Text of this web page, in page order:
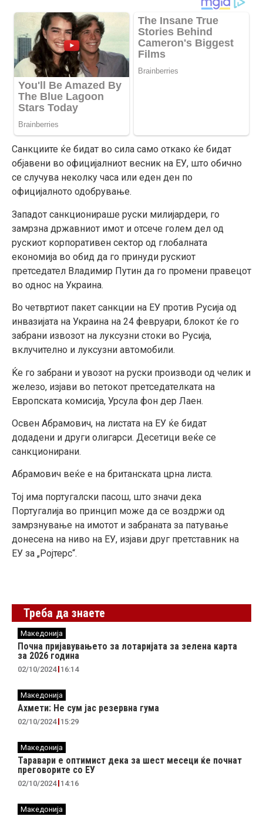
Санкциите ќе бидат во сила само откако ќе бидат
објавени во официјалниот весник на ЕУ, што обично
се случува неколку часа или еден ден по
официјалното одобрување.
Западот санкционираше руски милијардери, го
замрзна државниот имот и отсече голем дел од
рускиот корпоративен сектор од глобалната
економија во обид да го принуди рускиот
претседател Владимир Путин да го промени правецот
во однос на Украина.
Во четвртиот пакет санкции на ЕУ против Русија од
инвазијата на Украина на 24 февруари, блокот ќе го
забрани извозот на луксузни стоки во Русија,
вклучително и луксузни автомобили.
Ќе го забрани и увозот на руски производи од челик и
железо, изјави во петокот претседателката на
Европската комисија, Урсула фон дер Лаен.
Освен Абрамович, на листата на ЕУ ќе бидат
додадени и други олигарси. Десетици веќе се
санкционирани.
Абрамович веќе е на британската црна листа.
Тој има португалски пасош, што значи дека
Португалија во принцип може да се воздржи од
замрзнување на имотот и забраната за патување
донесена на ниво на ЕУ, изјави друг претставник на
ЕУ за „Ројтерс“.
Треба да знаете
Македонија
Почна пријавувањето за лотаријата за зелена карта
за 2026 година
02/10/2024 16:14
Македонија
Ахмети: Не сум јас резервна гума
02/10/2024 15:29
Македонија
Таравари e oптимист дека за шест месеци ќе почнат
преговорите со ЕУ
02/10/2024 14:16
Македонија